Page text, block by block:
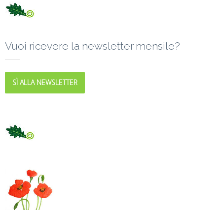
Vuoi ricevere la newsletter mensile?
SÌ ALLA NEWSLETTER